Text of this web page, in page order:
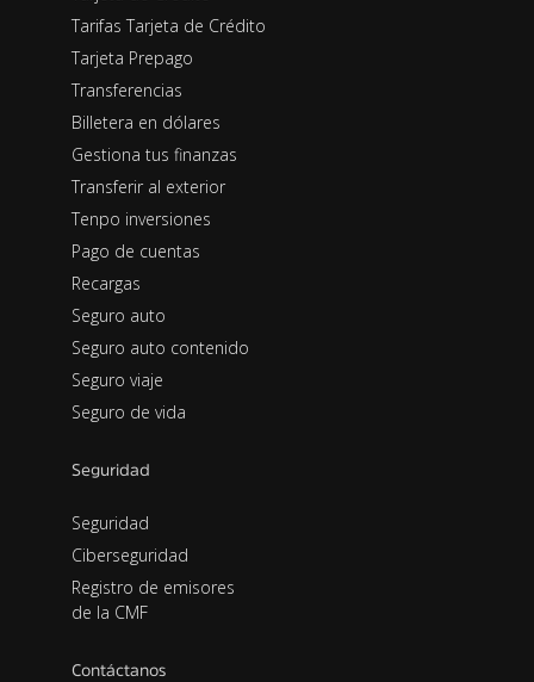
Tarifas Tarjeta de Crédito
Tarjeta Prepago
Transferencias
Billetera en dólares
Gestiona tus finanzas
Transferir al exterior
Tenpo inversiones
Pago de cuentas
Recargas
Seguro auto
Seguro auto contenido
Seguro viaje
Seguro de vida
Seguridad
Seguridad
Ciberseguridad
Registro de emisores
de la CMF
Contáctanos